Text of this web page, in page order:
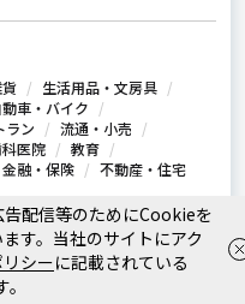
生活用品・文房具
動車・バイク
ラン
流通・小売
医院
教育
金融・保険 不動産・住宅
配信等のためにCookieを
す。当社のサイトにアク
シーに記載されている